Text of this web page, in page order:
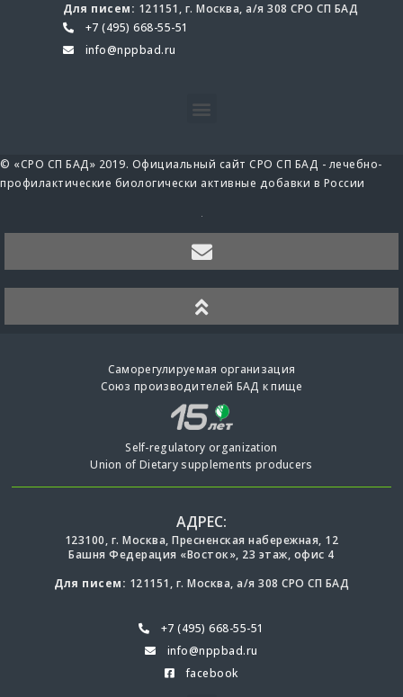
Для писем: 121151, г. Москва, а/я 308 СРО СП БАД
+7 (495) 668-55-51
info@nppbad.ru
© «СРО СП БАД» 2019. Официальный сайт СРО СП БАД - лечебно-
профилактические биологически активные добавки в России
Саморегулируемая организация
Союз производителей БАД к пище
Self-regulatory organization
Union of Dietary supplements producers
АДРЕС:
123100, г. Москва, Пресненская набережная, 12
Башня Федерация «Восток», 23 этаж, офис 4
Для писем: 121151, г. Москва, а/я 308 СРО СП БАД
+7 (495) 668-55-51
info@nppbad.ru
facebook